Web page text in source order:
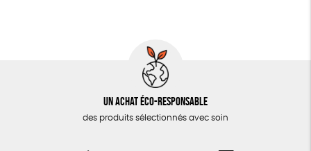
CUISINE / NUTRITION
Un achat éco-responsable
des produits sélectionnés avec soin